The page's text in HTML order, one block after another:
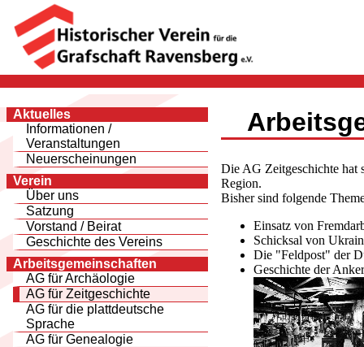
Aktuelles
Informationen /
Veranstaltungen
Neuerscheinungen
Verein
Über uns
Satzung
Vorstand / Beirat
Geschichte des Vereins
Arbeitsgemeinschaften
AG für Archäologie
AG für Zeitgeschichte
AG für die plattdeutsche
Sprache
AG für Genealogie
Die AG Zeitgeschichte hat
Region.
Bisher sind folgende
Einsatz von
Schicksal von
Die "Feldpost" der
Geschichte der